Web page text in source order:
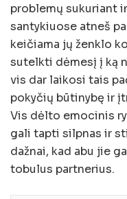
problemų sukuriant
santykiuose atneš
keičiama jų ženklo
sutelkti dėmesį į ką
vis dar laikosi tais
pokyčių būtinybę ir
Vis dėlto emocinis
gali tapti silpnas ir
dažnai, kad abu jie
tobulus partnerius.